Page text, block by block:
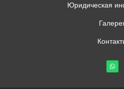
Юридическая